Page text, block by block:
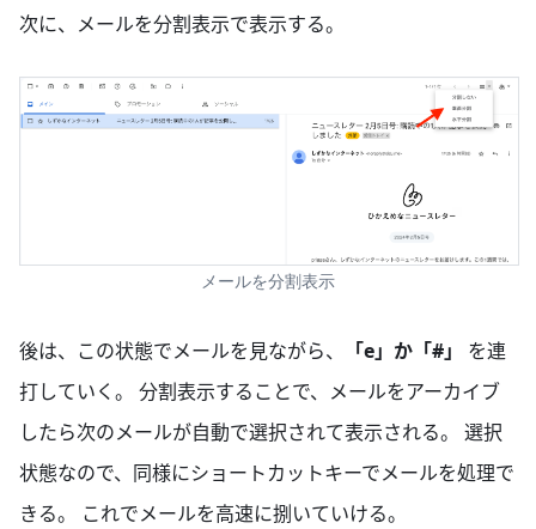
次に、メールを分割表示で表示する。
メールを分割表示
後は、この状態でメールを見ながら、 「e」か「#」
を連
打していく。 分割表示することで、メールをアーカイブ
したら次のメールが自動で選択されて表示される。 選択
状態なので、同様にショートカットキーでメールを処理で
きる。 これでメールを高速に捌いていける。